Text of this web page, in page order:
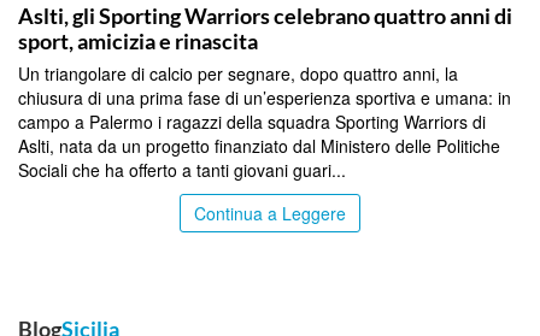
Aslti, gli Sporting Warriors celebrano quattro anni di
sport, amicizia e rinascita
Un triangolare di calcio per segnare, dopo quattro anni, la
chiusura di una prima fase di un’esperienza sportiva e umana: in
campo a Palermo i ragazzi della squadra Sporting Warriors di
Aslti, nata da un progetto finanziato dal Ministero delle Politiche
Sociali che ha offerto a tanti giovani guari...
Continua a Leggere
BlogSicilia